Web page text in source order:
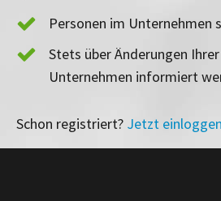
Personen im Unternehmen
Stets über Änderungen
Unternehmen informiert
Schon registriert? Jetzt einloggen